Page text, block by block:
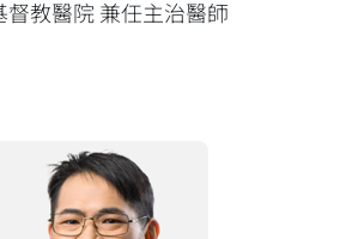
督教醫院 兼任主治醫師